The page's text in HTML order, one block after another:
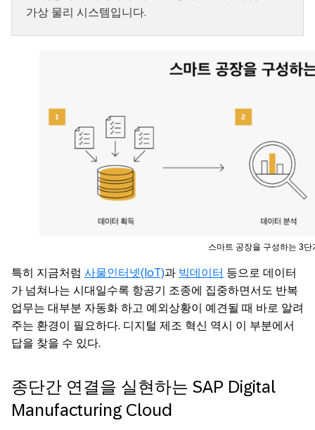
가상 물리 시스템입니다.
스마트 공장을 구성하는 3단
특히 지금처럼 사물인터넷(IoT)과 빅데이터 등으로 데이터
가 넘쳐나는 시대일수록 항공기 조종에 집중하면서도 반복
업무는 대부분 자동화 하고 예외상황이 예견될 때 바로 알려
주는 환경이 필요하다. 디지털 제조 혁신 역시 이 부분에서
답을 찾을 수 있다.
종단간 연결을 실현하는 SAP Digital
Manufacturing Cloud